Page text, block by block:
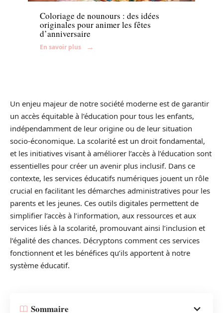
Coloriage de nounours : des idées
originales pour animer les fêtes
d’anniversaire
En savoir plus
Un enjeu majeur de notre société moderne est de garantir
un accès équitable à l’éducation pour tous les enfants,
indépendamment de leur origine ou de leur situation
socio-économique. La scolarité est un droit fondamental,
et les initiatives visant à améliorer l’accès à l’éducation sont
essentielles pour créer un avenir plus inclusif. Dans ce
contexte, les services éducatifs numériques jouent un rôle
crucial en facilitant les démarches administratives pour les
parents et les jeunes. Ces outils digitales permettent de
simplifier l’accès à l’information, aux ressources et aux
services liés à la scolarité, promouvant ainsi l’inclusion et
l’égalité des chances. Décryptons comment ces services
fonctionnent et les bénéfices qu’ils apportent à notre
système éducatif.
Sommaire